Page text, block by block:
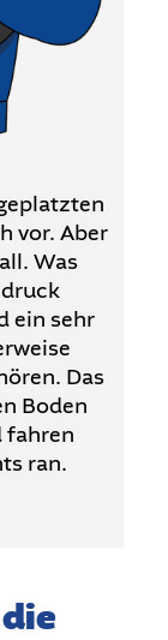
vor. Aber
Was
ein sehr
Das
Boden
fahren
ran.